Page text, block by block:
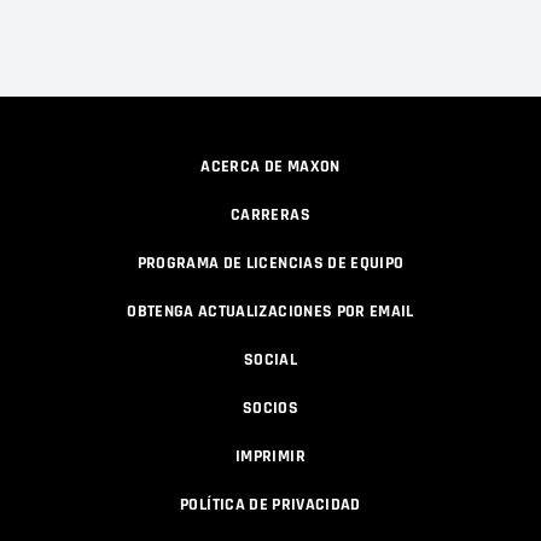
ACERCA DE MAXON
CARRERAS
PROGRAMA DE LICENCIAS DE EQUIPO
OBTENGA ACTUALIZACIONES POR EMAIL
SOCIAL
SOCIOS
IMPRIMIR
POLÍTICA DE PRIVACIDAD